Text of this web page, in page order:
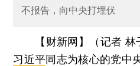
不报告，向中央打埋伏
【财新网】（记者
习近平同志为核心的党中